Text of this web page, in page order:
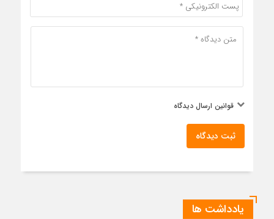
قوانین ارسال دیدگاه
ثبت دیدگاه
یادداشت ها